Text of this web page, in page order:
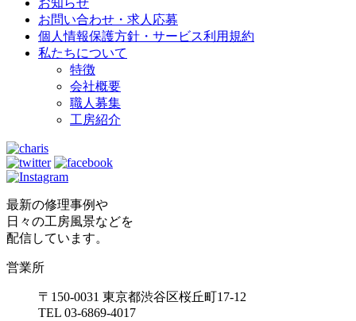
お知らせ
お問い合わせ・求人応募
個人情報保護方針・サービス利用規約
私たちについて
特徴
会社概要
職人募集
工房紹介
最新の修理事例や
日々の工房風景などを
配信しています。
営業所
〒150-0031 東京都渋谷区桜丘町17-12
TEL 03-6869-4017